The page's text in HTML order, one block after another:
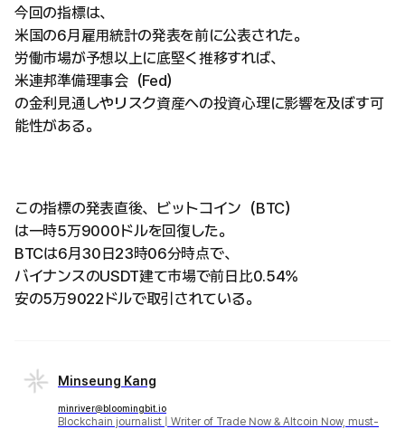
今回の指標は、
米国の6月雇用統計の発表を前に公表された。
労働市場が予想以上に底堅く推移すれば、
米連邦準備理事会（Fed）
の金利見通しやリスク資産への投資心理に影響を及ぼす可
能性がある。
この指標の発表直後、ビットコイン（BTC）
は一時5万9000ドルを回復した。
BTCは6月30日23時06分時点で、
バイナンスのUSDT建て市場で前日比0.54%
安の5万9022ドルで取引されている。
Minseung Kang
minriver@bloomingbit.io
Blockchain journalist | Writer of Trade Now & Altcoin Now, must-